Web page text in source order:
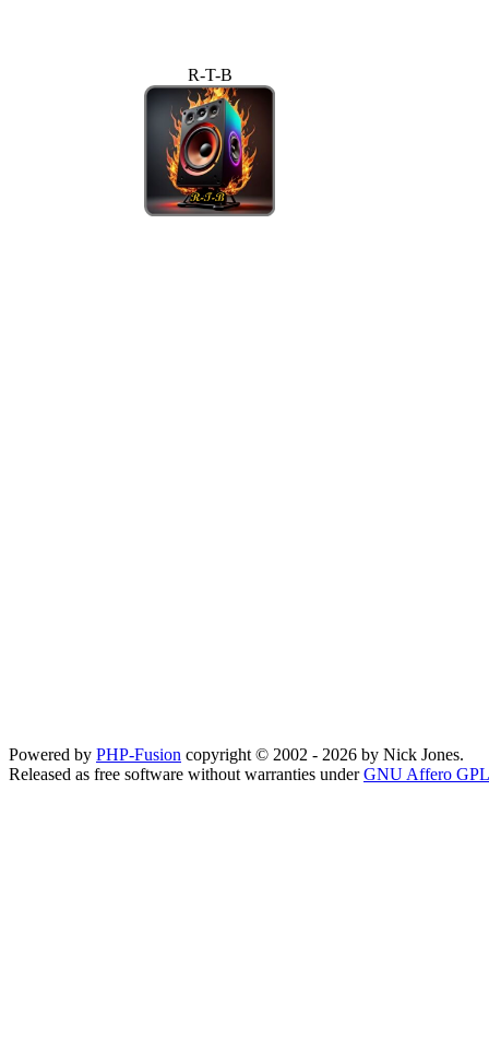
R-T-B
Powered by PHP-Fusion copyright © 2002 - 2026 by Nick Jones.
Released as free software without warranties underGNU Affero GPL